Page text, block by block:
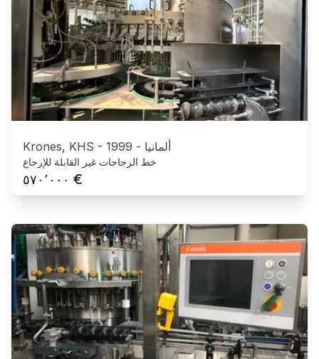
Krones, KHS - 1999 - ألمانيا
خط الزجاجات غير القابلة للإرجاع
٥٧٠٬٠٠٠ €